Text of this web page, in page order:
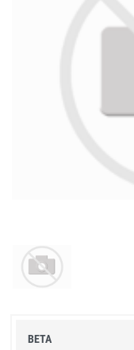
BETA